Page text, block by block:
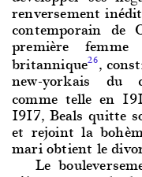
renversement
contemporain de
première
britannique26,
new-yorkais du
comme telle en
1917, Beals quitte
et rejoint la
mari obtient le
Le boulever